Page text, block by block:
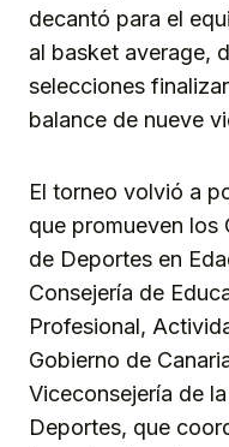
decantó para el
al basket average,
selecciones
balance de nueve
El torneo volvió a
que promueven los
de Deportes en
Consejería de
Profesional,
Gobierno de
Viceconsejería de
Deportes, que